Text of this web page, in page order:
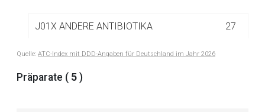
J01X ANDERE ANTIBIOTIKA 27
J02 ANTIMYKOTIKA ZUR SYSTEMISCHEN
ANWENDUNG
Quelle: ATC-Index mit DDD-Angaben für Deutschland im Jahr 2026
Präparate ( 5 )